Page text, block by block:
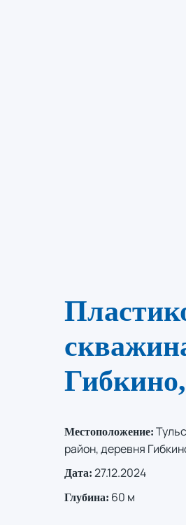
Местоположение:
район, деревня
Дата: 27.12.2024
Глубина: 60 м